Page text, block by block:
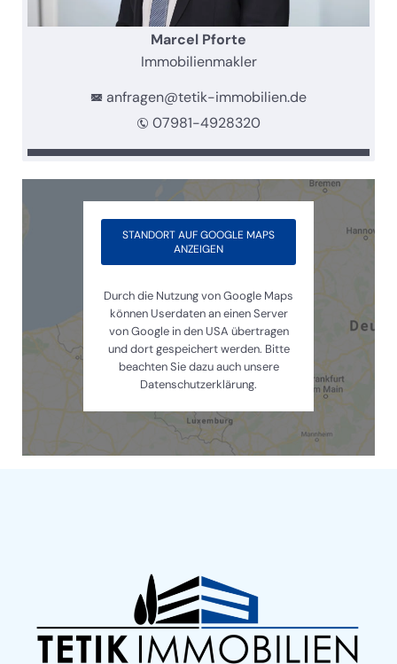
Marcel Pforte
Immobilienmakler
anfragen@tetik-immobilien.de
07981-4928320
STANDORT AUF GOOGLE MAPS
ANZEIGEN
Durch die Nutzung von Google Maps
können Userdaten an einen Server
von Google in den USA übertragen
und dort gespeichert werden. Bitte
beachten Sie dazu auch unsere
Datenschutzerklärung.